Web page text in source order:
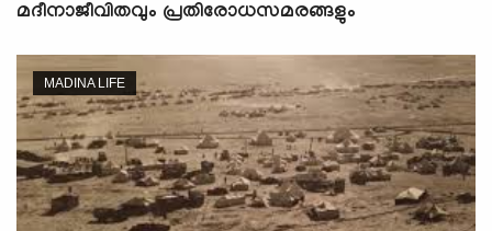
മദീനാജീവിതവും പ്രതിരോധസമരങ്ങളും
MADINA LIFE